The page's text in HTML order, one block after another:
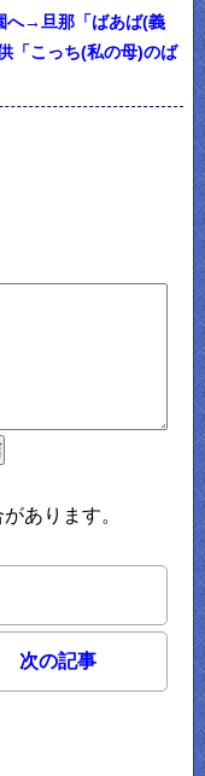
へ→旦那「ばあば(義
「こっち(私の母)のば
あります。
次の記事